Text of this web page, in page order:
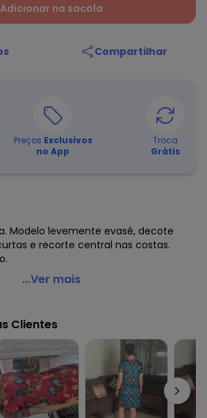
Adicionar na sacola
Compartilhar
Preços Exclusivos
no App
Troca
Grátis
Modelo levemente evasê, decote
e recorte central nas costas.
Soltinho Geométrico
Curta
central nas costas
...Ver mais
Clientes